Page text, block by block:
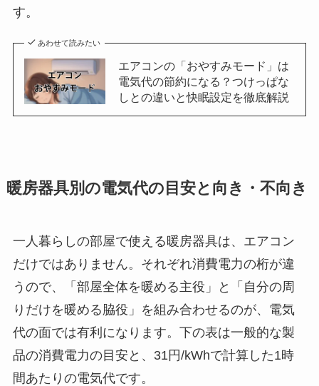
す。
あわせて読みたい
エアコンの「おやすみモード」は
電気代の節約になる？つけっぱな
しとの違いと快眠設定を徹底解説
暖房器具別の電気代の目安と向き・不向き
一人暮らしの部屋で使える暖房器具は、エアコン
だけではありません。それぞれ消費電力の桁が違
うので、「部屋全体を暖める主役」と「自分の周
りだけを暖める脇役」を組み合わせるのが、電気
代の面では有利になります。下の表は一般的な製
品の消費電力の目安と、31円/kWhで計算した1時
間あたりの電気代です。